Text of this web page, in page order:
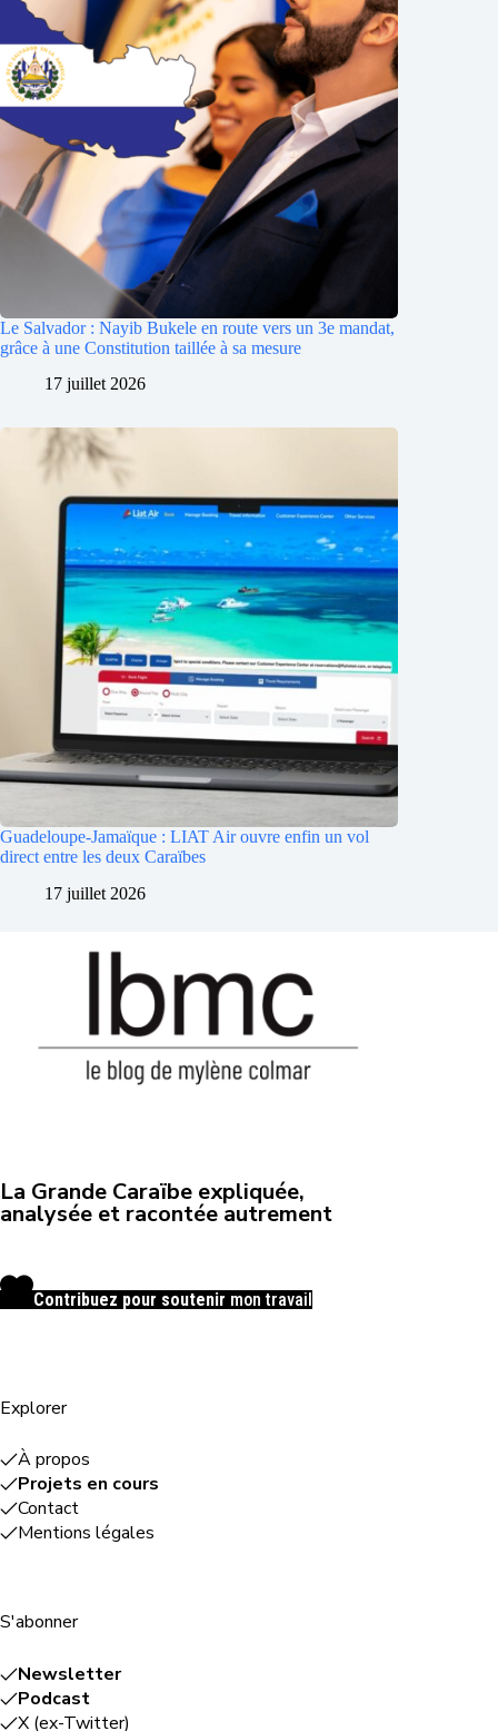
Le Salvador : Nayib Bukele en route vers un 3e mandat,
grâce à une Constitution taillée à sa mesure
17 juillet 2026
Guadeloupe-Jamaïque : LIAT Air ouvre enfin un vol
direct entre les deux Caraïbes
17 juillet 2026
La Grande Caraïbe expliquée,
analysée et racontée autrement
Contribuez pour soutenir mon travail
Explorer
À propos
Projets en cours
Contact
Mentions légales
S'abonner
Newsletter
Podcast
X (ex-Twitter)